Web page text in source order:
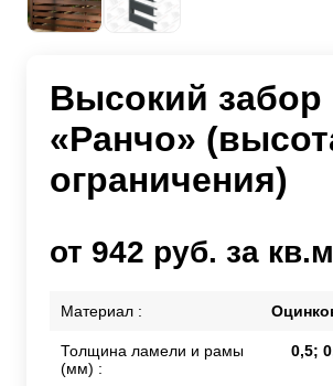
Высокий забор
«Ранчо»
ограничения)
от 942 руб. за
Материал :
Толщина ламели и рамы
(мм) :
0,5;